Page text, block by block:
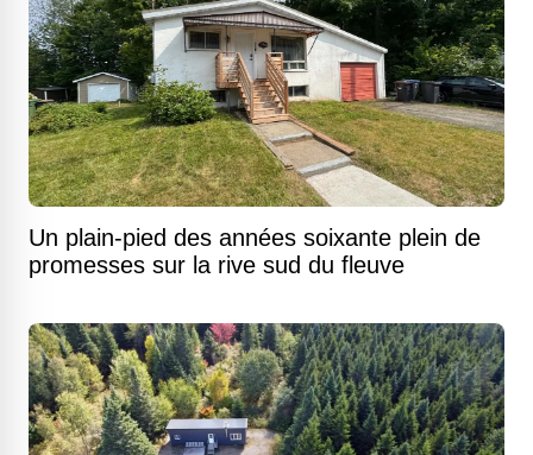
Un plain-pied des années soixante plein de
promesses sur la rive sud du fleuve